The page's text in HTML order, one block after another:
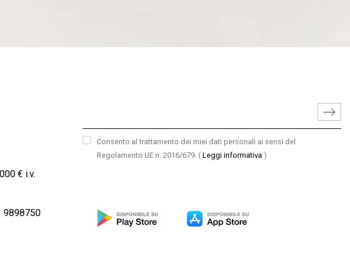
€ i.v.
9898750
Consento al trattamento dei miei dati personali ai sensi del
Regolamento UE n. 2016/679. ( Leggi informativa )